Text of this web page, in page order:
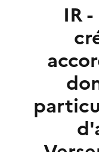
IR